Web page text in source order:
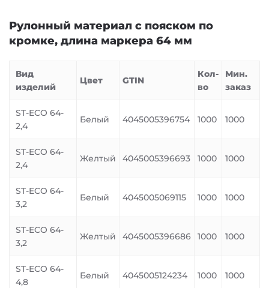
Рулонный материал с пояском по
кромке, длина маркера 64 мм
Вид
изделий
Цвет GTIN
Кол-
во
Мин.
заказ
ST-ECO 64-
2,4
Белый 4045005396754 1000 1000
ST-ECO 64-
2,4
Желтый 4045005396693 1000 1000
ST-ECO 64-
3,2
Белый 4045005069115 1000 1000
ST-ECO 64-
3,2
Желтый 4045005396686 1000 1000
ST-ECO 64-
4,8
Белый 4045005124234 1000 1000